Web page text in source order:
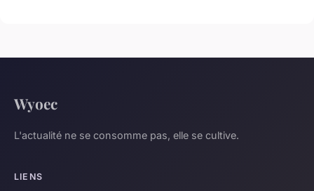
Wyoec
L'actualité ne se consomme pas, elle se cultive.
LIENS